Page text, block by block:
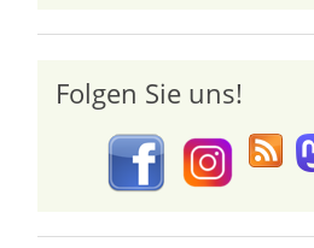
Folgen Sie uns!